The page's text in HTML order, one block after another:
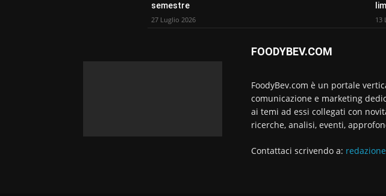
semestre
27 Luglio 2026 13
FOODYBEV.COM
FoodyBev.com è un portale
comunicazione e marketing
ai temi ad essi collegati con
ricerche, analisi, eventi,
Contattaci scrivendo a: